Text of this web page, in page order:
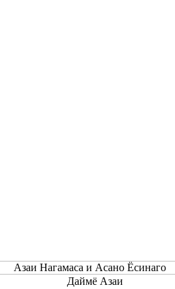
Азаи Нагамаса и Асано Ёсинаго